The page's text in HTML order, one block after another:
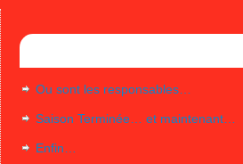
Ou sont les responsables…
Saison Terminée… et maintenant…
Enfin…